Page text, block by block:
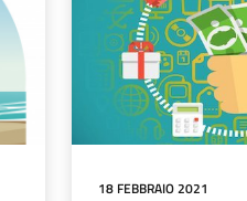
18 FEBBRAIO 2021